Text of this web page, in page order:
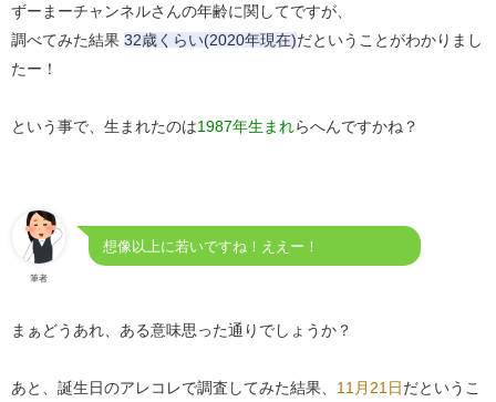
ずーまーチャンネルさんの年齢に関してですが、
調べてみた結果 32歳くらい(2020年現在)だということがわかりまし
たー！
という事で、生まれたのは1987年生まれらへんですかね？
筆者
想像以上に若いですね！ええー！
まぁどうあれ、ある意味思った通りでしょうか？
あと、誕生日のアレコレで調査してみた結果、 11月21日 だというこ